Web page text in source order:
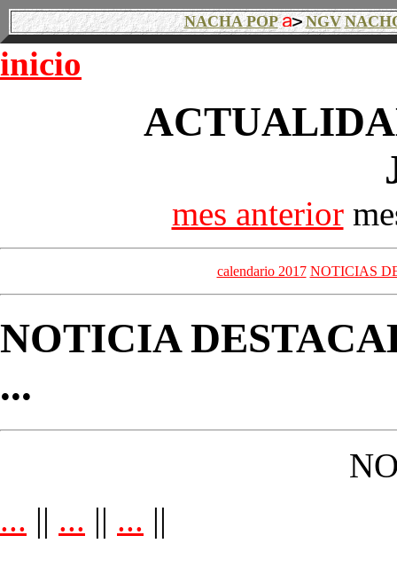
NACHA POP NGV
inicio
mes anterior
calendario 2017 NOTICIAS
NOTICIA
...
... || ... || ... ||